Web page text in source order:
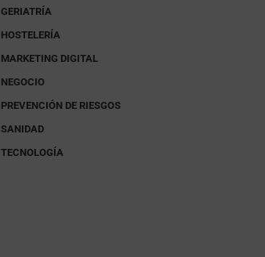
GERIATRÍA
HOSTELERÍA
MARKETING DIGITAL
NEGOCIO
PREVENCIÓN DE RIESGOS
SANIDAD
TECNOLOGÍA